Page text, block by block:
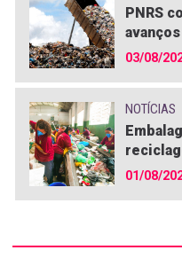
PNRS
03/08/
NOTÍCIAS
01/08/